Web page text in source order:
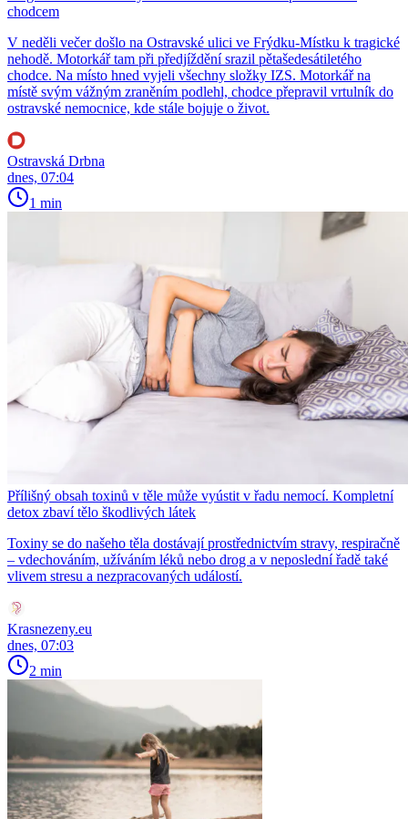
chodcem
V neděli večer došlo na Ostravské ulici ve Frýdku-Místku k tragické
nehodě. Motorkář tam při předjíždění srazil pětašedesátiletého
chodce. Na místo hned vyjeli všechny složky IZS. Motorkář na
místě svým vážným zraněním podlehl, chodce přepravil vrtulník do
ostravské nemocnice, kde stále bojuje o život.
Ostravská Drbna
dnes, 07:04
1 min
Přílišný obsah toxinů v těle může vyústit v řadu nemocí. Kompletní
detox zbaví tělo škodlivých látek
Toxiny se do našeho těla dostávají prostřednictvím stravy, respiračně
– vdechováním, užíváním léků nebo drog a v neposlední řadě také
vlivem stresu a nezpracovaných událostí.
Krasnezeny.eu
dnes, 07:03
2 min